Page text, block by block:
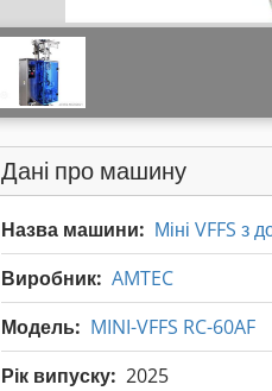
Дані про машину
Назва машини: Міні VFFS з
Виробник: AMTEC
Модель: MINI-VFFS RC-60AF
Рік випуску: 2025